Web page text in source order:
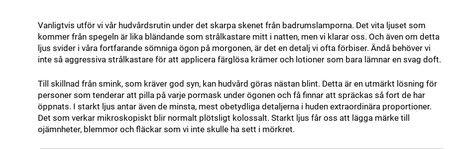
Vanligtvis utför vi vår hudvårdsrutin under det skarpa skenet från badrumslamporna. Det vita ljuset som
kommer från spegeln är lika bländande som strålkastare mitt i natten, men vi klarar oss. Och även om detta
ljus svider i våra fortfarande sömniga ögon på morgonen, är det en detalj vi ofta förbiser. Ändå behöver vi
inte så aggressiva strålkastare för att applicera färglösa krämer och lotioner som bara lämnar en svag doft.
Till skillnad från smink, som kräver god syn, kan hudvård göras nästan blint. Detta är en utmärkt lösning för
personer som tenderar att pilla på varje pormask under ögonen och få finnar att spräckas så fort de har
öppnats. I starkt ljus antar även de minsta, mest obetydliga detaljerna i huden extraordinära proportioner.
Det som verkar mikroskopiskt blir normalt plötsligt kolossalt. Starkt ljus får oss att lägga märke till
ojämnheter, blemmor och fläckar som vi inte skulle ha sett i mörkret.